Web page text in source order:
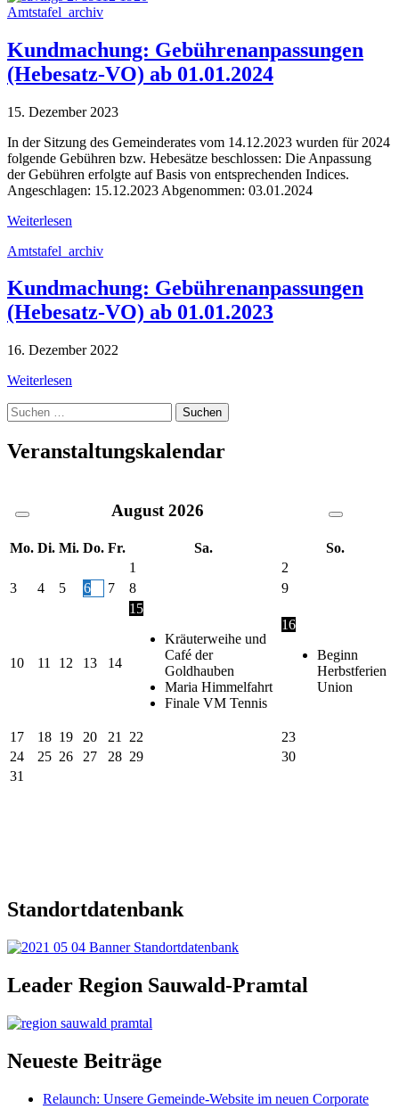
Amtstafel_archiv
Kundmachung: Gebührenanpassungen
(Hebesatz-VO) ab 01.01.2024
15. Dezember 2023
In der Sitzung des Gemeinderates vom 14.12.2023 wurden für 2024
folgende Gebühren bzw. Hebesätze beschlossen: Die Anpassung
der Gebühren erfolgte auf Basis von entsprechenden Indices.
Angeschlagen: 15.12.2023 Abgenommen: 03.01.2024
Weiterlesen
Amtstafel_archiv
Kundmachung: Gebührenanpassungen
(Hebesatz-VO) ab 01.01.2023
16. Dezember 2022
Weiterlesen
Suche
nach:
Veranstaltungskalendar
August 2026
Mo. Di. Mi. Do. Fr. Sa.
So.
1
2
3
4 5 6 7 8 9
10 11 12 13 14
15
Kräuterweihe und
Café der
Goldhauben
Maria Himmelfahrt
Finale VM Tennis
16
Beginn
Herbstferien
Union
17 18 19 20 21 22
23
24
25 26 27 28 29
30
31
Standortdatenbank
Leader Region Sauwald-Pramtal
Neueste Beiträge
Relaunch: Unsere Gemeinde-Website im neuen Corporate